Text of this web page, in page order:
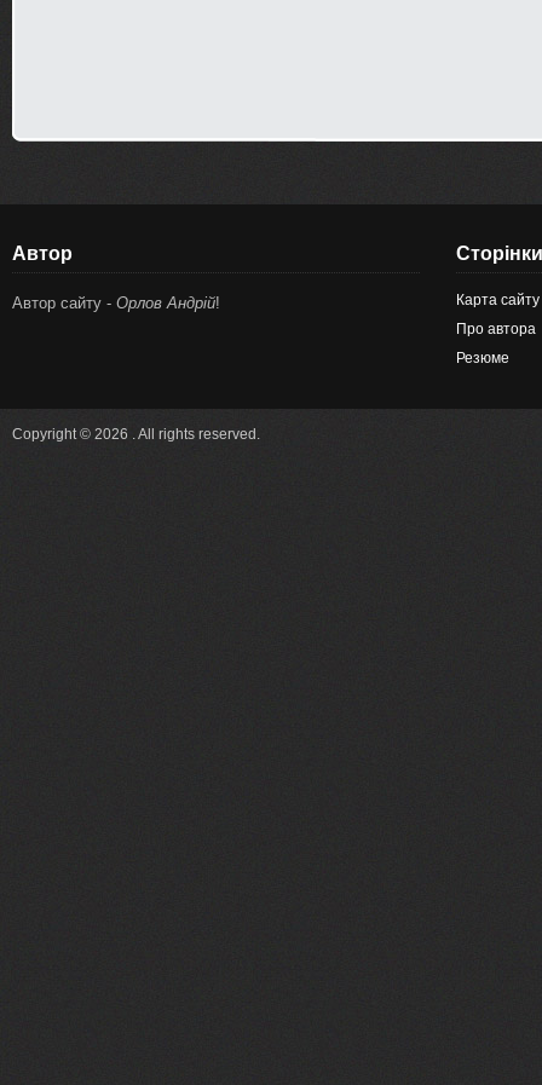
Автор
Автор сайту - Орлов Андрій!
Сторінки
Карта сайту
Про автора
Резюме
Copyright © 2026 . All rights reserved.